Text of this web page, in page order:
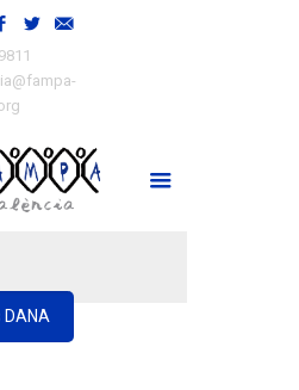
DANA